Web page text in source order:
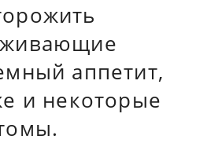
аппетит,
и некоторые